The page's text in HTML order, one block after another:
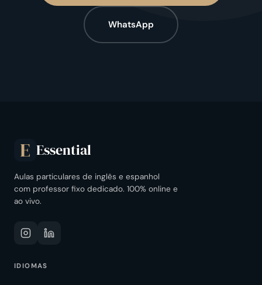
WhatsApp
E Essential
Aulas particulares de inglês e espanhol
com professor fixo dedicado. 100% online e
ao vivo.
IDIOMAS